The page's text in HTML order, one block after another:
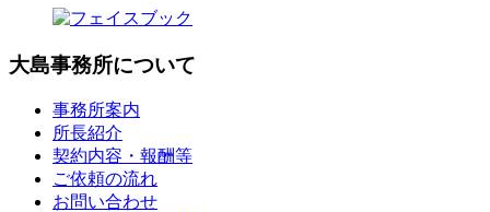
大島事務所について
事務所案内
所長紹介
契約内容・報酬等
ご依頼の流れ
お問い合わせ